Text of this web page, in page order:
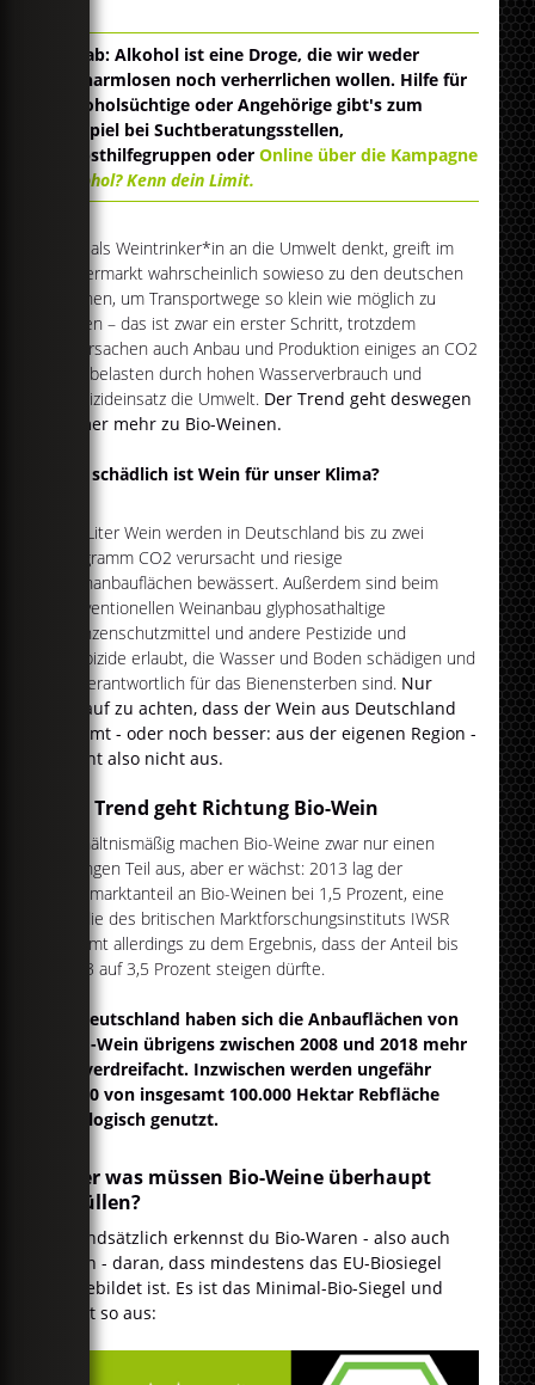
Vorab: Alkohol ist eine Droge, die wir weder
verharmlosen noch verherrlichen wollen. Hilfe für
Alkoholsüchtige oder Angehörige gibt's zum
Beispiel bei Suchtberatungsstellen,
Selbsthilfegruppen oderOnline über die Kampagne
Alkohol? Kenn dein Limit.
Wer als Weintrinker*in an die Umwelt denkt, greift im
Supermarkt wahrscheinlich sowieso zu den deutschen
Weinen, um Transportwege so klein wie möglich zu
halten – das ist zwar ein erster Schritt, trotzdem
verursachen auch Anbau und Produktion einiges an CO2
und belasten durch hohen Wasserverbrauch und
Pestizideinsatz die Umwelt. Der Trend geht deswegen
immer mehr zu Bio-Weinen.
Wie schädlich ist Wein für unser Klima?
Pro Liter Wein werden in Deutschland bis zu zwei
Kilogramm CO2 verursacht und riesige
Weinanbauflächen bewässert. Außerdem sind beim
konventionellen Weinanbau glyphosathaltige
Pflanzenschutzmittel und andere Pestizide und
Herbizide erlaubt, die Wasser und Boden schädigen und
mitverantwortlich für das Bienensterben sind. Nur
darauf zu achten, dass der Wein aus Deutschland
kommt - oder noch besser: aus der eigenen Region -
reicht also nicht aus.
Der Trend geht Richtung Bio-Wein
Verhältnismäßig machen Bio-Weine zwar nur einen
geringen Teil aus, aber er wächst: 2013 lag der
Weltmarktanteil an Bio-Weinen bei 1,5 Prozent, eine
Studie des britischen Marktforschungsinstituts IWSR
kommt allerdings zu dem Ergebnis, dass der Anteil bis
2023 auf 3,5 Prozent steigen dürfte.
In Deutschland haben sich die Anbauflächen von
Öko-Wein übrigens zwischen 2008 und 2018 mehr
als verdreifacht. Inzwischen werden ungefähr
9.000 von insgesamt 100.000 Hektar Rebfläche
ökologisch genutzt.
Aber was müssen Bio-Weine überhaupt
erfüllen?
Grundsätzlich erkennst du Bio-Waren - also auch
Wein - daran, dass mindestens das EU-Biosiegel
abgebildet ist. Es ist das Minimal-Bio-Siegel und
sieht so aus: